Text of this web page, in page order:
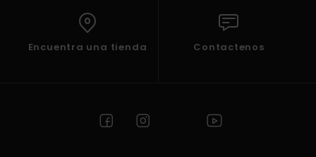
Encuentra una tienda Contactenos